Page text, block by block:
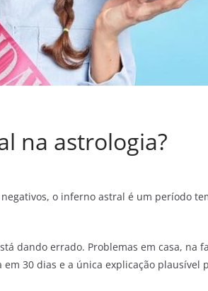
na astrologia?
o inferno astral é um período
dando errado. Problemas em casa, na
30 dias e a única explicação plausível